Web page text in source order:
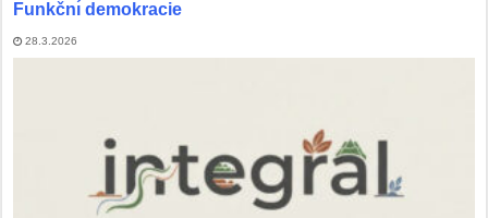
Funkčnı́ demokracie
28.3.2026